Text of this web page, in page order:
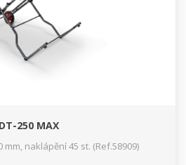
DT-250 MAX
naklápění 45 st. (Ref.58909)